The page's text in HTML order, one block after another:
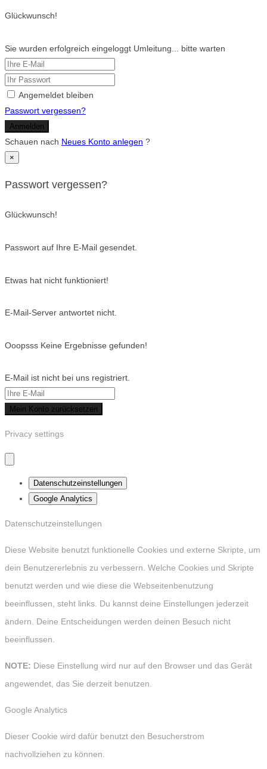
Glückwunsch!
Sie wurden erfolgreich eingeloggt Umleitung... bitte warten
Angemeldet bleiben
Passwort vergessen?
Anmelden
Schauen nach Neues Konto anlegen ?
×
Passwort vergessen?
Glückwunsch!
Passwort auf Ihre E-Mail gesendet.
Etwas hat nicht funktioniert!
E-Mail-Server antwortet nicht.
Ooopsss Keine Ergebnisse gefunden!
E-Mail ist nicht bei uns registriert.
Mein Konto zurücksetzen
Privacy settings
Datenschutzeinstellungen
Google Analytics
Datenschutzeinstellungen
Diese Website benutzt funktionelle Cookies und externe Skripte, um
dein Benutzererlebnis zu verbessern. Welche Cookies und Skripte
benutzt werden und wie diese die Webseitenbenutzung
beeinflussen, steht links. Du kannst deine Einstellungen jederzeit
ändern. Deine Entscheidungen werden deinen Besuch nicht
beeinflussen.
NOTE: Diese Einstellung wird nur auf den Browser und das Gerät
angewendet, das Sie derzeit benutzen.
Google Analytics
Dieser Cookie wird dafür benutzt den Besucherstrom
nachvollziehen zu können.